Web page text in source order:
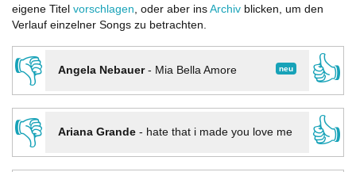
eigene Titel vorschlagen, oder aber ins Archiv blicken, um den
Verlauf einzelner Songs zu betrachten.
👎 neu
Angela Nebauer- Mia Bella Amore
👍
👎
Ariana Grande- hate that i made you love me
👍